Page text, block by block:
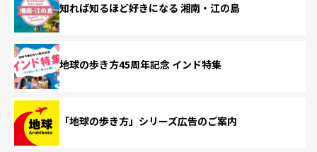
知れば知るほど好きになる 湘南・江の島
地球の歩き方45周年記念 インド特集
「地球の歩き方」シリーズ広告のご案内